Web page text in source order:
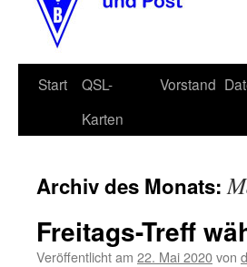
Start
QSL-
Karten
Vorstand
Archiv des Monats:
Freitags-Treff
Veröffentlicht am 22. Mai 2020von